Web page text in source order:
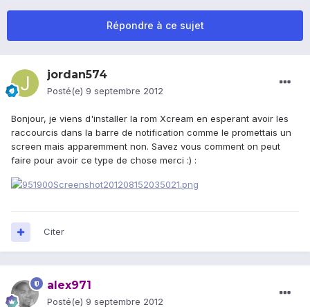
Répondre à ce sujet
jordan574
Posté(e) 9 septembre 2012
Bonjour, je viens d'installer la rom Xcream en esperant avoir les
raccourcis dans la barre de notification comme le promettais un
screen mais apparemment non. Savez vous comment on peut
faire pour avoir ce type de chose merci :) :
Citer
alex971
Posté(e) 9 septembre 2012